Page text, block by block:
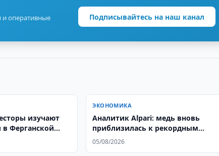
и оперативные
Подписывайтесь на наш канал
изучают
Ферганской
ЭКОНОМИКА
Аналитик Alpari: медь вновь
приблизилась к рекордным
ценам
05/08/2026